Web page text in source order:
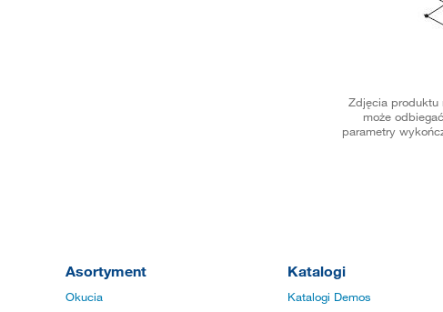
Zdjęcia produktu
może
parametry
Asortyment
Okucia
Katalogi
Katalogi Demos